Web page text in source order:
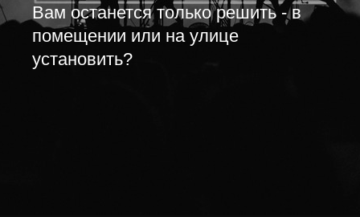
Вам останется только решить - в
помещении или на улице
установить?